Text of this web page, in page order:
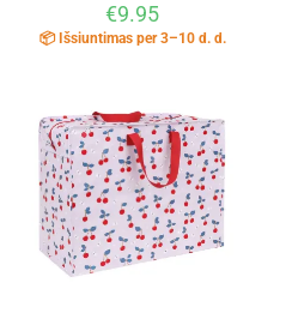
€9.95
📦 Išsiuntimas per 3–10 d. d.